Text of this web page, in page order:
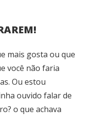
mais gosta ou que
você não faria
Ou estou
ouvido falar de
o que achava